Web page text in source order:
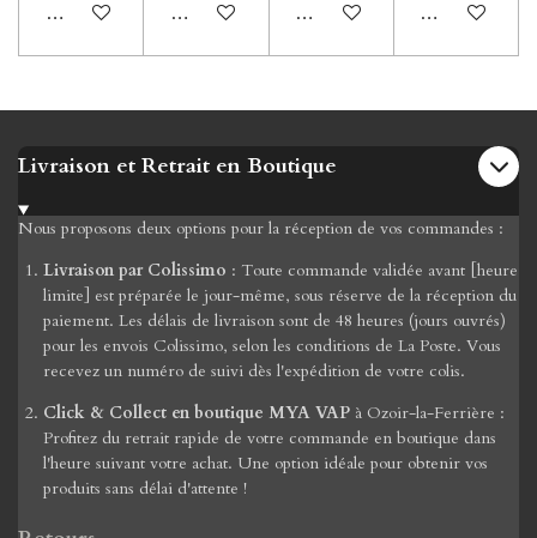
Ajouter au panierAjouter au panierAjouter au panierM'avertir si
Livraison et Retrait en Boutique
Nous proposons deux options pour la réception de vos commandes :
Livraison par Colissimo : Toute commande validée avant [heure
limite] est préparée le jour-même, sous réserve de la réception du
paiement. Les délais de livraison sont de 48 heures (jours ouvrés)
pour les envois Colissimo, selon les conditions de La Poste. Vous
recevez un numéro de suivi dès l'expédition de votre colis.
Click & Collect en boutique MYA VAP à Ozoir-la-Ferrière :
Profitez du retrait rapide de votre commande en boutique dans
l'heure suivant votre achat. Une option idéale pour obtenir vos
produits sans délai d'attente !